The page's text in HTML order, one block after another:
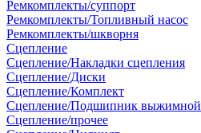
Ремкомплекты/суппорт
Ремкомплекты/Топливный насос
Ремкомплекты/шкворня
Сцепление
Сцепление/Накладки сцепления
Сцепление/Диски
Сцепление/Комплект
Сцепление/Подшипник выжимной
Сцепление/прочее